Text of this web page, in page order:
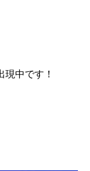
現中です！